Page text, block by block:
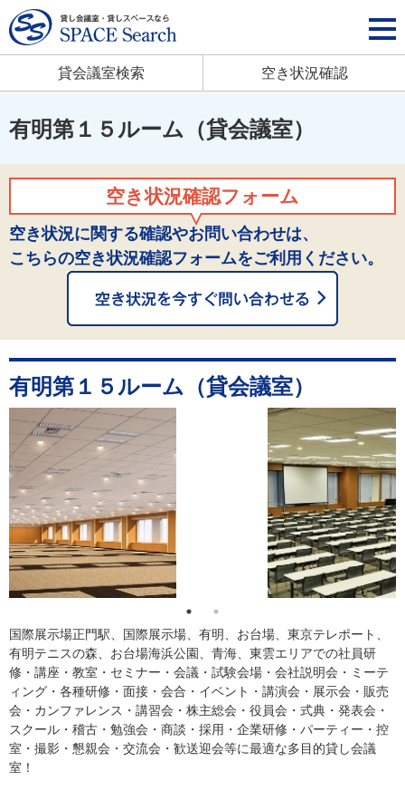
貸会議室検索 空き状況確認
有明第１５ルーム（貸会議室）
空き状況確認フォーム
空き状況に関する確認やお問い合わせは、
こちらの空き状況確認フォームをご利用ください。
有明第１５ルーム（貸会議室）
国際展示場正門駅、国際展示場、有明、お台場、東京テレポート、
有明テニスの森、お台場海浜公園、青海、東雲エリアでの社員研
修・講座・教室・セミナー・会議・試験会場・会社説明会・ミーテ
ィング・各種研修・面接・会合・イベント・講演会・展示会・販売
会・カンファレンス・講習会・株主総会・役員会・式典・発表会・
スクール・稽古・勉強会・商談・採用・企業研修・パーティー・控
室・撮影・懇親会・交流会・歓送迎会等に最適な多目的貸し会議
室！